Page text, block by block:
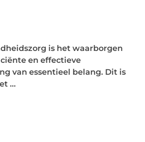
is het waarborgen
en effectieve
van essentieel belang. Dit is
...